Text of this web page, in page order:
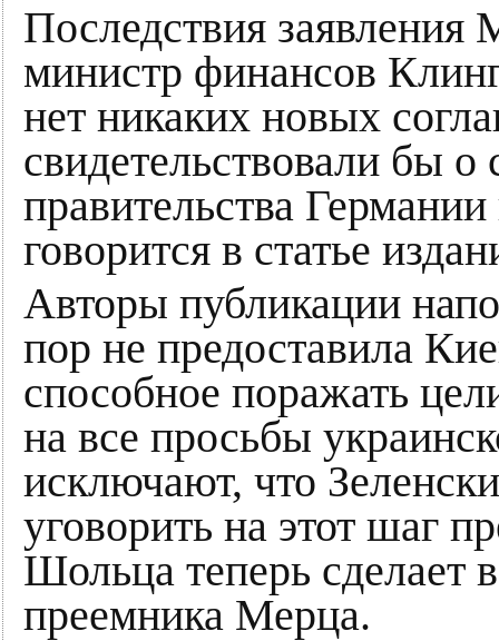
Последствия заявления
министр финансов
нет никаких новых
свидетельствовали бы
правительства
говорится в статье
Авторы публикации
пор не предоставила
способное поражать
на все просьбы
исключают, что
уговорить на этот шаг
Шольца теперь сделает
преемника Мерца.